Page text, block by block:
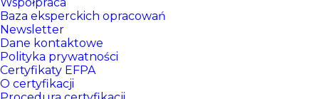
Baza eksperckich opracowań
Newsletter
Dane kontaktowe
Polityka prywatności
Certyfikaty EFPA
O certyfikacji
Certyfikowanych
Doradców EFPA